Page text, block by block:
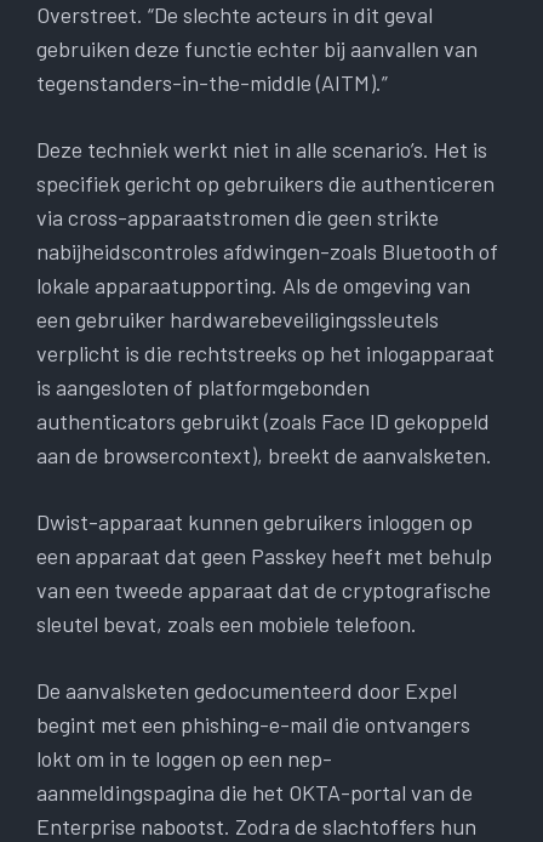
Overstreet. “De slechte acteurs in dit geval
gebruiken deze functie echter bij aanvallen van
tegenstanders-in-the-middle (AITM).”
Deze techniek werkt niet in alle scenario’s. Het is
specifiek gericht op gebruikers die authenticeren
via cross-apparaatstromen die geen strikte
nabijheidscontroles afdwingen-zoals Bluetooth of
lokale apparaatupporting. Als de omgeving van
een gebruiker hardwarebeveiligingssleutels
verplicht is die rechtstreeks op het inlogapparaat
is aangesloten of platformgebonden
authenticators gebruikt (zoals Face ID gekoppeld
aan de browsercontext), breekt de aanvalsketen.
Dwist-apparaat kunnen gebruikers inloggen op
een apparaat dat geen Passkey heeft met behulp
van een tweede apparaat dat de cryptografische
sleutel bevat, zoals een mobiele telefoon.
De aanvalsketen gedocumenteerd door Expel
begint met een phishing-e-mail die ontvangers
lokt om in te loggen op een nep-
aanmeldingspagina die het OKTA-portal van de
Enterprise nabootst. Zodra de slachtoffers hun